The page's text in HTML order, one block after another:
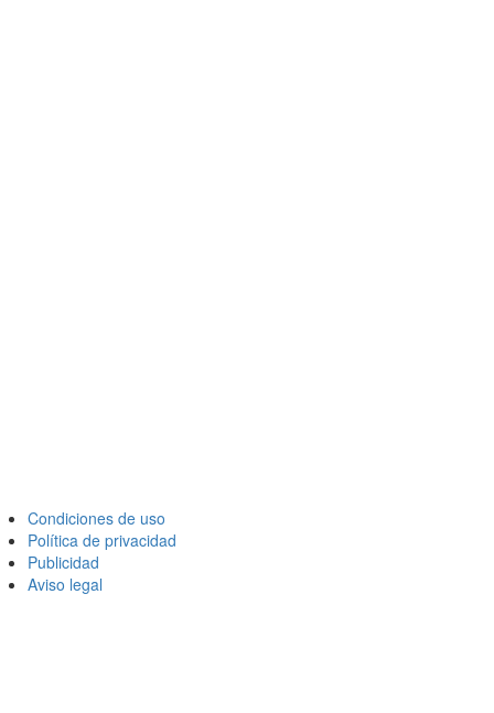
Condiciones de uso
Política de privacidad
Publicidad
Aviso legal